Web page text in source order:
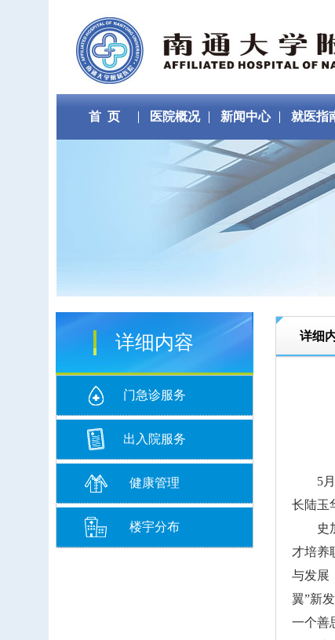
首 页 医院概况 新闻中心 就医指
详细内容
门急诊服务
出入院服务
健康管理
楼宇分布
详细
5月
长陆玉
史加
才培养
与发展
翼”新
一个善